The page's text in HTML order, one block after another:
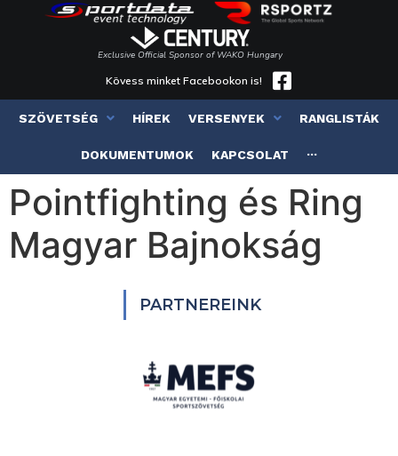
Exclusive Official Sponsor of WAKO Hungary
Kövess minket Facebookon is!
SZÖVETSÉG HÍREK VERSENYEK RANGLISTÁK
DOKUMENTUMOK KAPCSOLAT ···
Pointfighting és Ring
Magyar Bajnokság
PARTNEREINK